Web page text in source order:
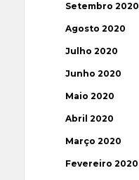
Setembro 2020
Agosto 2020
Julho 2020
Junho 2020
Maio 2020
Abril 2020
Março 2020
Fevereiro 2020